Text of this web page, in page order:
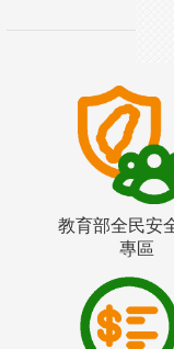
教育部全民安
專區